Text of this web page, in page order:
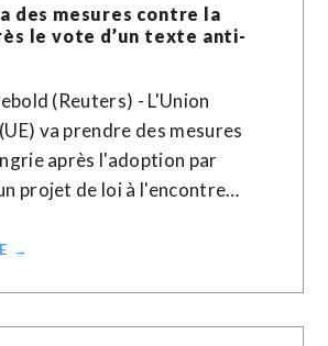
des mesures contre la
le vote d’un texte anti-
(Reuters) - L'Union
va prendre des mesures
après l'adoption par
projet de loi à l'encontre…
→